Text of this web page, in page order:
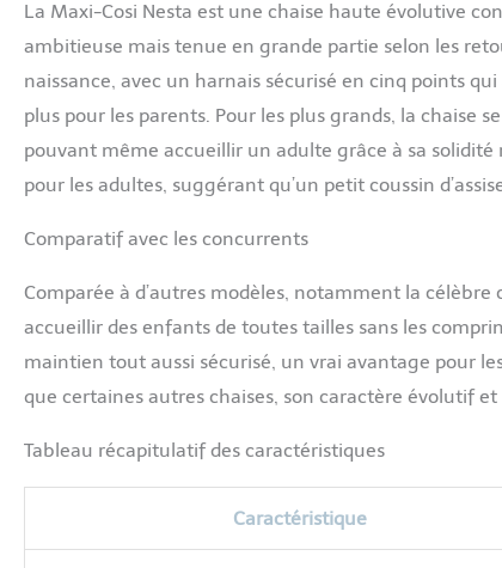
La Maxi-Cosi Nesta est une chaise haute évolutive
ambitieuse mais tenue en grande partie selon les
naissance, avec un harnais sécurisé en cinq points
plus pour les parents. Pour les plus grands, la chaise
pouvant même accueillir un adulte grâce à sa
pour les adultes, suggérant qu’un petit coussin
Comparatif avec les concurrents
Comparée à d’autres modèles, notamment la célèbre
accueillir des enfants de toutes tailles sans les
maintien tout aussi sécurisé, un vrai avantage pour
que certaines autres chaises, son caractère évolutif
Tableau récapitulatif des caractéristiques
Caractéristique